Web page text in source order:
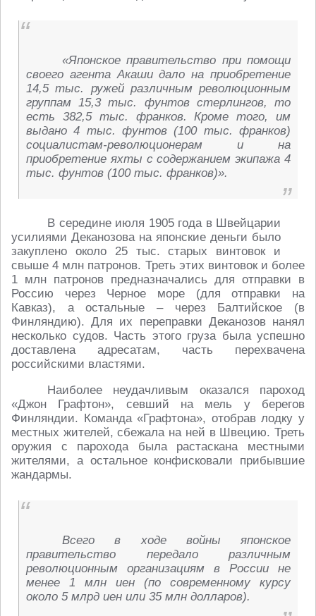
«Японское правительство при помощи
своего агента Акаши дало на приобретение
14,5 тыс. ружей различным революционным
группам 15,3 тыс. фунтов стерлингов, то
есть 382,5 тыс. франков. Кроме того, им
выдано 4 тыс. фунтов (100 тыс. франков)
социалистам-революционерам и на
приобретение яхты с содержанием экипажа 4
тыс. фунтов (100 тыс. франков)».
В середине июля 1905 года в Швейцарии
усилиями Деканозова на японские деньги было
закуплено около 25 тыс. старых винтовок и
свыше 4 млн патронов. Треть этих винтовок и более
1 млн патронов предназначались для отправки в
Россию через Черное море (для отправки на
Кавказ), а остальные – через Балтийское (в
Финляндию). Для их переправки Деканозов нанял
несколько судов. Часть этого груза была успешно
доставлена адресатам, часть перехвачена
российскими властями.
Наиболее неудачливым оказался пароход
«Джон Графтон», севший на мель у берегов
Финляндии. Команда «Графтона», отобрав лодку у
местных жителей, сбежала на ней в Швецию. Треть
оружия с парохода была растаскана местными
жителями, а остальное конфисковали прибывшие
жандармы.
Всего в ходе войны японское
правительство передало различным
революционным организациям в России не
менее 1 млн иен (по современному курсу
около 5 млрд иен или 35 млн долларов).